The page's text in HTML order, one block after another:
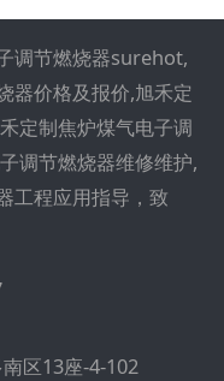
调节燃烧器surehot,
器价格及报价,旭禾定
定制焦炉煤气电子调
调节燃烧器维修维护,
工程应用指导，致
区13座-4-102